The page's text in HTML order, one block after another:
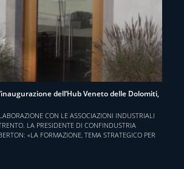
dell’Hub Veneto delle Dolomiti,
CON LE ASSOCIAZIONI INDUSTRIALI
LA PRESIDENTE DI CONFINDUSTRIA
«LA FORMAZIONE, TEMA STRATEGICO PER